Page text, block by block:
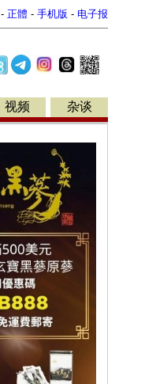
- 正體 - 手机版 - 电子报
视频 杂谈